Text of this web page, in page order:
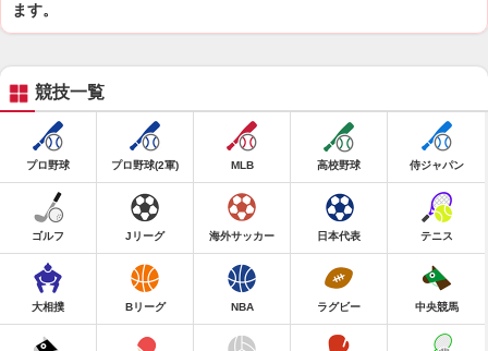
ます。
競技一覧
プロ野球 プロ野球(2軍) MLB 高校野球 侍ジャパン
ゴルフ Jリーグ 海外サッカー 日本代表 テニス
大相撲 Bリーグ NBA ラグビー 中央競馬